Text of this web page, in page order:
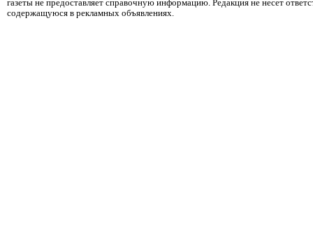
газеты не предоставляет справочную информацию. Редакция не несет
содержащуюся в рекламных объявлениях.